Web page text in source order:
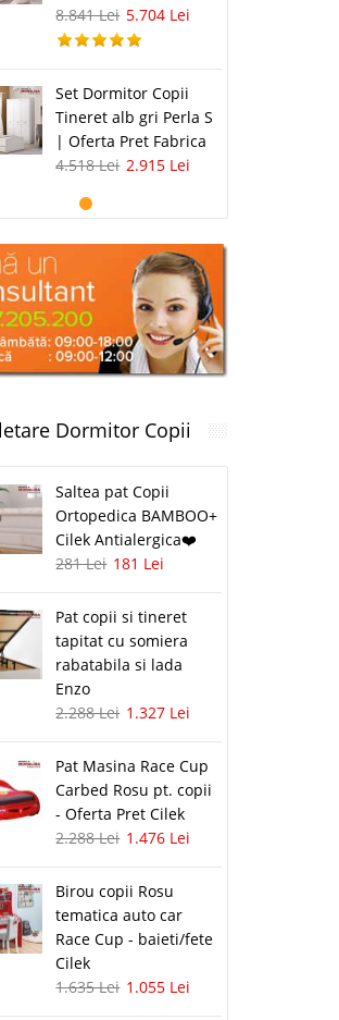
8.841 Lei 5.704 Lei
Set Dormitor Copii
Tineret alb gri Perla S
| Oferta Pret Fabrica
4.518 Lei 2.915 Lei
Dormitor Copii
Saltea pat Copii
Ortopedica BAMBOO+
Cilek Antialergica❤️
281 Lei 181 Lei
Pat copii si tineret
tapitat cu somiera
rabatabila si lada
Enzo
2.288 Lei 1.327 Lei
Pat Masina Race Cup
Carbed Rosu pt. copii
- Oferta Pret Cilek
2.288 Lei 1.476 Lei
Birou copii Rosu
tematica auto car
Race Cup - baieti/fete
Cilek
1.635 Lei 1.055 Lei